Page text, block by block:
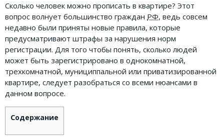
Сколько человек можно прописать в квартире? Этот
вопрос волнует большинство граждан РФ, ведь совсем
недавно были приняты новые правила, которые
предусматривают штрафы за нарушения норм
регистрации. Для того чтобы понять, сколько людей
может быть зарегистрировано в однокомнатной,
трехкомнатной, мунициппальной или приватизированной
квартире, следует разобраться со всеми нюансами в
данном вопросе.
Содержание
Жилищное право
Законы, кодексы и акты
Защита прав потребителей
Земельное право
Медицинское право
Миграционное право
Налоговое право